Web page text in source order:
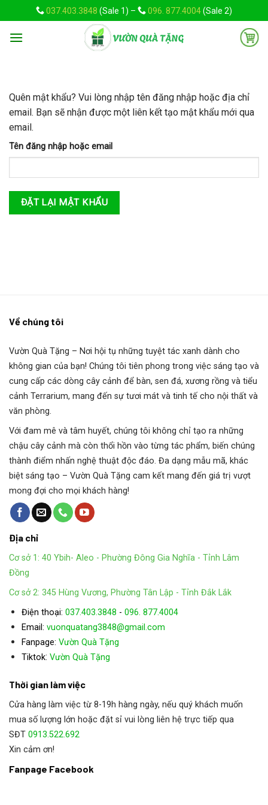
to
content
037.403.3848 (Sale 1) – 096. 877.4004(Sale 2)
Quên mật khẩu? Vui lòng nhập tên đăng nhập hoặc địa chỉ
email. Bạn sẽ nhận được một liên kết tạo mật khẩu mới qua
email.
Tên đăng nhập hoặc email
ĐẶT LẠI MẬT KHẨU
Về chúng tôi
Vườn Quà Tặng – Nơi hội tụ những tuyệt tác xanh dành cho
không gian của bạn! Chúng tôi tiên phong trong việc sáng tạo và
cung cấp các dòng cây cảnh để bàn, sen đá, xương rồng và tiểu
cảnh Terrarium, mang đến sự tươi mát và tinh tế cho nội thất và
văn phòng.
Với đam mê và tâm huyết, chúng tôi không chỉ tạo ra những
chậu cây cảnh mà còn thổi hồn vào từng tác phẩm, biến chúng
thành điểm nhấn nghệ thuật độc đáo. Đa dạng mẫu mã, khác
biệt sáng tạo – Vườn Quà Tặng cam kết mang đến giá trị vượt
mong đợi cho mọi khách hàng!
Địa chỉ
Cơ sở 1: 40 Ybih- Aleo - Phường Đông Gia Nghĩa - Tỉnh Lâm
Đồng
Cơ sở 2: 345 Hùng Vương, Phường Tân Lập - Tỉnh Đắk Lắk
Điện thoại: 037.403.3848 - 096. 877.4004
Email: vuonquatang3848@gmail.com
Fanpage: Vườn Quà Tặng
Tiktok: Vườn Quà Tặng
Thời gian làm việc
Cửa hàng làm việc từ 8-19h hàng ngày, nếu quý khách muốn
mua số lượng lớn hoặc đặt sỉ vui lòng liên hệ trực tiếp qua
SĐT 0913.522.692
Xin cảm ơn!
Fanpage Facebook